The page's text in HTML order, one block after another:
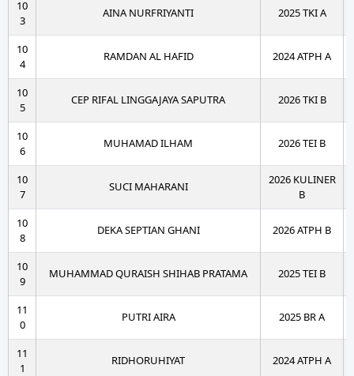
10
3
AINA NURFRIYANTI 2025 TKI A
10
4
RAMDAN AL HAFID 2024 ATPH A
10
5
CEP RIFAL LINGGAJAYA SAPUTRA 2026 TKI B
10
6
MUHAMAD ILHAM 2026 TEI B
10
7
SUCI MAHARANI
2026 KULINER
B
10
8
DEKA SEPTIAN GHANI 2026 ATPH B
10
9
MUHAMMAD QURAISH SHIHAB PRATAMA 2025 TEI B
11
0
PUTRI AIRA 2025 BR A
11
1
RIDHORUHIYAT 2024 ATPH A